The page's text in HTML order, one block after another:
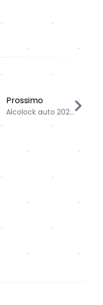
incentivi per chi
Alcolock auto 2025:
Prossimo
Alcolock auto 202...